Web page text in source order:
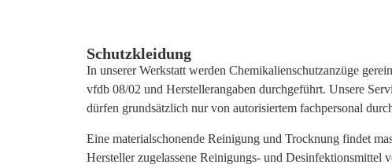
Schutzkleidung
In unserer Werkstatt werden Chemikalienschutzanzüge
vfdb 08/02 und Herstellerangaben durchgeführt. Unsere
dürfen grundsätzlich nur von autorisiertem fachpersonal
Eine materialschonende Reinigung und Trocknung findet
Hersteller zugelassene Reinigungs- und Desinfektionsmittel